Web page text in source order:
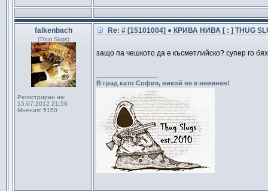
falkenbach
(Thug Slugs)
Регистриран на:
15.07.2012 21:56
Мнения: 5150
Re: # [15101004] ● КРИВА НИВА [ : ] THUG
защо па чешкото да е късметлийско? супер го
В град като София, никой не е невинен!